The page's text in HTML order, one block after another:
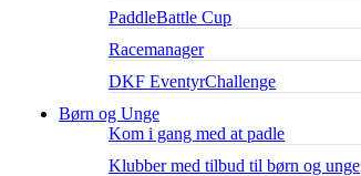
PaddleBattle Cup
Racemanager
DKF EventyrChallenge
Børn og Unge
Kom i gang med at padle
Klubber med tilbud til børn og unge